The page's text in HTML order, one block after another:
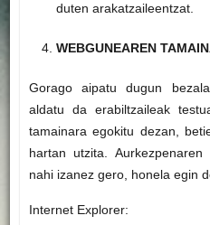
duten arakatzaileentzat.
WEBGUNEAREN
Gorago aipatu dugun
aldatu da erabiltzaileak
tamainara egokitu dezan,
hartan utzita.
nahi izanez gero, honela egin
Internet Explorer: